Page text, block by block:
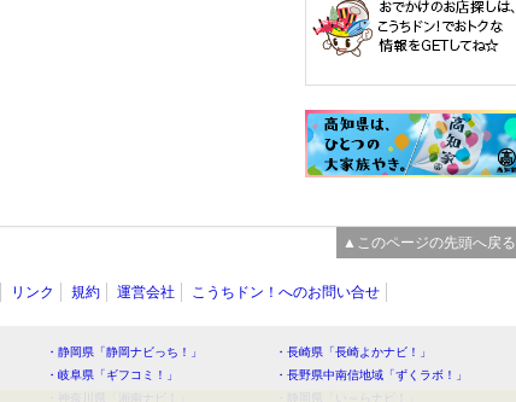
▲このページの先頭へ戻る
リンク 規約 運営会社 こうちドン！へのお問い合せ
・静岡県「静岡ナビっち！」
・長崎県「長崎よかナビ！」
・岐阜県「ギフコミ！」
・長野県中南信地域「ずくラボ！」